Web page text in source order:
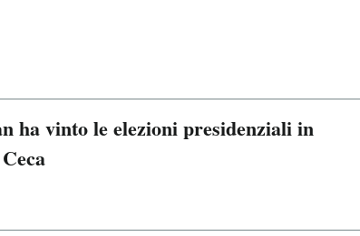
ha vinto le elezioni presidenziali in